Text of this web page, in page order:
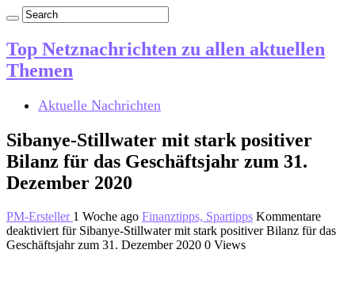
Top Netznachrichten zu allen aktuellen
Themen
Aktuelle Nachrichten
Sibanye-Stillwater mit stark positiver
Bilanz für das Geschäftsjahr zum 31.
Dezember 2020
PM-Ersteller 1 Woche ago Finanztipps, Spartipps Kommentare
deaktiviert für Sibanye-Stillwater mit stark positiver Bilanz für das
Geschäftsjahr zum 31. Dezember 2020 0 Views